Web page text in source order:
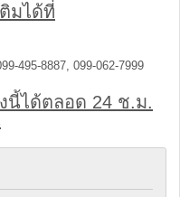
มได้ที่
495-8887, 099-062-7999
นี้ได้ตลอด 24 ช.ม.